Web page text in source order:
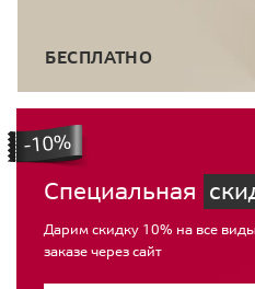
БЕСПЛАТНО
Специальная
Дарим скидку 10% на все
заказе через сайт